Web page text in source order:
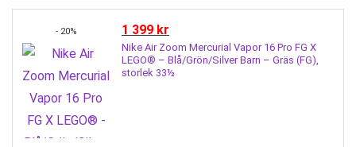
- 20% 1 399 kr
Nike Air Zoom Mercurial Vapor 16 Pro FG X
LEGO® – Blå/Grön/Silver Barn – Gräs (FG),
storlek 33½